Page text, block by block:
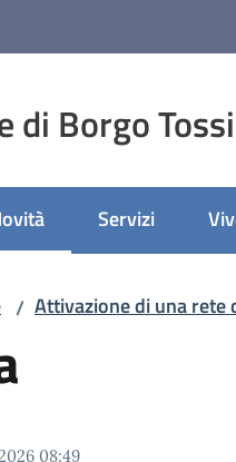
di Borgo
selezionato
Servizi
/ Attivazione di una
08:49